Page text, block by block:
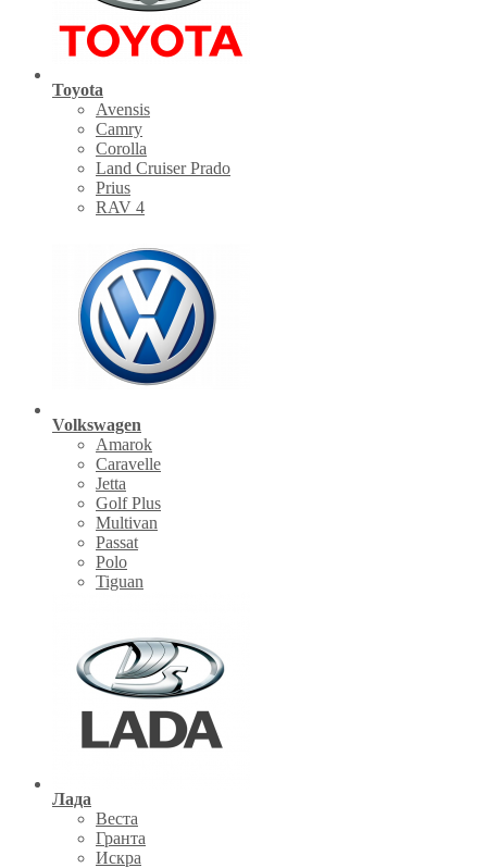
Toyota
Avensis
Camry
Corolla
Land Cruiser Prado
Prius
RAV 4
Volkswagen
Amarok
Caravelle
Jetta
Golf Plus
Multivan
Passat
Polo
Tiguan
Лада
Веста
Гранта
Искра